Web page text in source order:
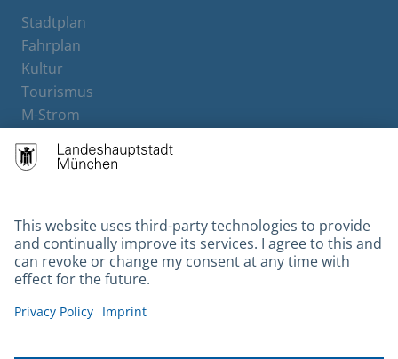
Stadtplan
Fahrplan
Kultur
Tourismus
M-Strom
Hotels
Contact
Barrierefreiheit
Leichte Sprache
Gebärdensprache